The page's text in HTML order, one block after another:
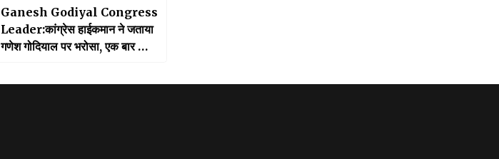
Ganesh Godiyal Congress
Leader:कांग्रेस हाईकमान ने जताया
गणेश गोदियाल पर भरोसा, एक बार फिर